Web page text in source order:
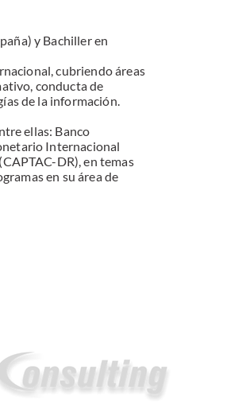
y Bachiller en
cubriendo áreas
conducta de
de la información.
ellas: Banco
Internacional
DR), en temas
en su área de